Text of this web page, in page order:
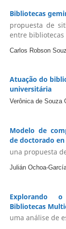
Bibliotecas
propuesta de
entre
Carlos Robson
Atuação do
universitária
Verônica de Souza
Modelo de
de doctorado
una propuesta
Julián Ochoa-
Explorando
Bibliotecas
uma análise de